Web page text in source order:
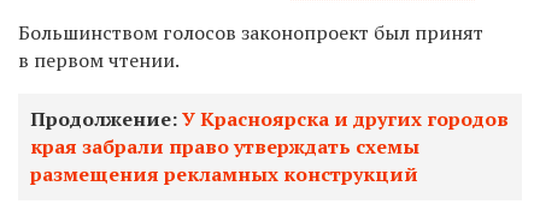
Большинством голосов законопроект был принят
в первом чтении.
Продолжение:У Красноярска и других городов
края забрали право утверждать схемы
размещения рекламных конструкций